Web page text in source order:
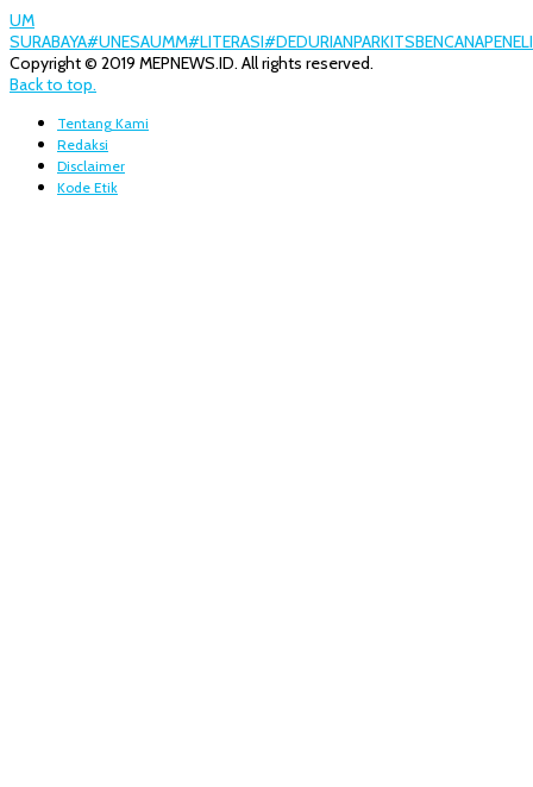
UM
SURABAYA#UNESAUMM#LITERASI#DEDURIANPARKITSBENCANA
Copyright © 2019 MEPNEWS.ID. All rights reserved.
Back to top.
Tentang Kami
Redaksi
Disclaimer
Kode Etik